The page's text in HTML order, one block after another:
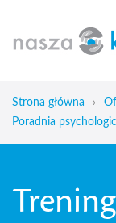
Strona główna ›
Poradnia